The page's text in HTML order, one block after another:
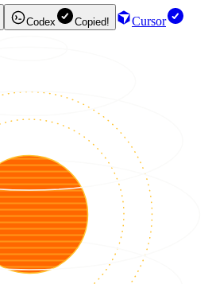
Codex Copied!
Cursor